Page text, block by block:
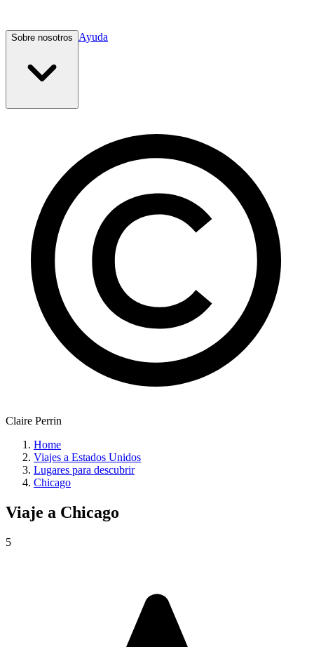
Sobre nosotros Ayuda
Claire Perrin
Home
Viajes a Estados Unidos
Lugares para descubrir
Chicago
Viaje a Chicago
5